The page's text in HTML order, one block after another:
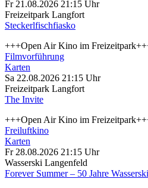
Fr 21.08.2026 21:15 Uhr
Freizeitpark Langfort
Steckerlfischfiasko
+++Open Air Kino im
Filmvorführung
Karten
Sa 22.08.2026 21:15 Uhr
Freizeitpark Langfort
The Invite
+++Open Air Kino im
Freiluftkino
Karten
Fr 28.08.2026 21:15 Uhr
Wasserski Langenfeld
Forever Summer – 50 Jahre